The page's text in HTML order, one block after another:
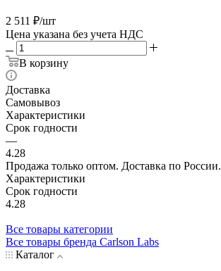
2 511 ₽/шт
Цена указана без учета НДС
В корзину
Доставка
Самовывоз
Характеристики
Срок годности
—
4.28
Продажа только оптом. Доставка по России.
Характеристики
Срок годности
4.28
Все товары категории
Все товары бренда Carlson Labs
Каталог